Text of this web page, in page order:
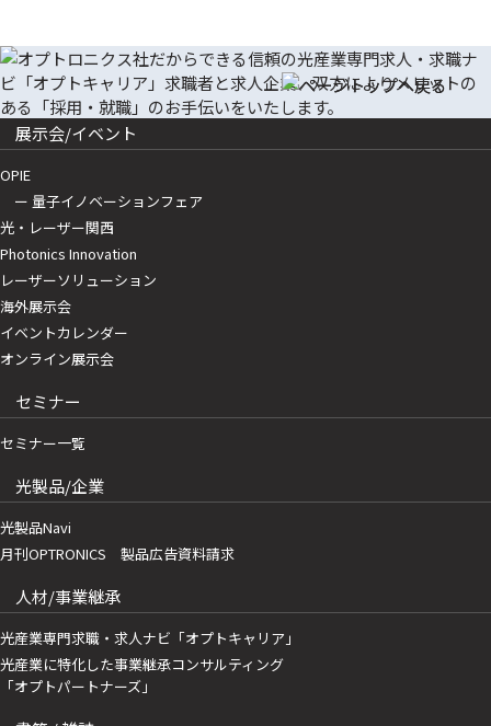
展示会/イベント
OPIE
ー 量子イノベーションフェア
光・レーザー関西
Photonics Innovation
レーザーソリューション
海外展示会
イベントカレンダー
オンライン展示会
セミナー
セミナー一覧
光製品/企業
光製品Navi
月刊OPTRONICS 製品広告資料請求
人材/事業継承
光産業専門求職・求人ナビ「オプトキャリア」
光産業に特化した事業継承コンサルティング
「オプトパートナーズ」